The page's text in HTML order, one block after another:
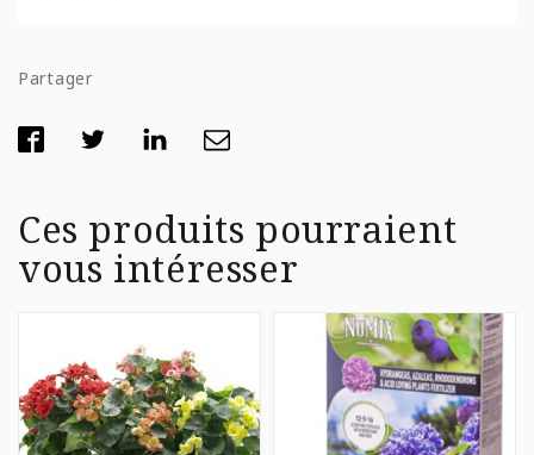
Partager
Ces produits pourraient
vous intéresser